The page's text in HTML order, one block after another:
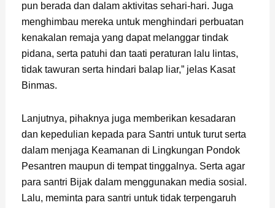
pun berada dan dalam aktivitas sehari-hari. Juga
menghimbau mereka untuk menghindari perbuatan
kenakalan remaja yang dapat melanggar tindak
pidana, serta patuhi dan taati peraturan lalu lintas,
tidak tawuran serta hindari balap liar,” jelas Kasat
Binmas.
Lanjutnya, pihaknya juga memberikan kesadaran
dan kepedulian kepada para Santri untuk turut serta
dalam menjaga Keamanan di Lingkungan Pondok
Pesantren maupun di tempat tinggalnya. Serta agar
para santri Bijak dalam menggunakan media sosial.
Lalu, meminta para santri untuk tidak terpengaruh